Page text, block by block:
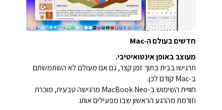
חדשים בעולם ה‑Mac
מעוצב באופן אינטואיטיבי.
תרגישו בבית בתוך זמן קצר, גם אם מעולם לא השתמשתם
ב‑Mac קודם לכן.
חוויית השימוש ב‑MacBook Neo מרגישה טבעית, מוכרת
וזורמת מהרגע הראשון שבו מפעילים אותו.